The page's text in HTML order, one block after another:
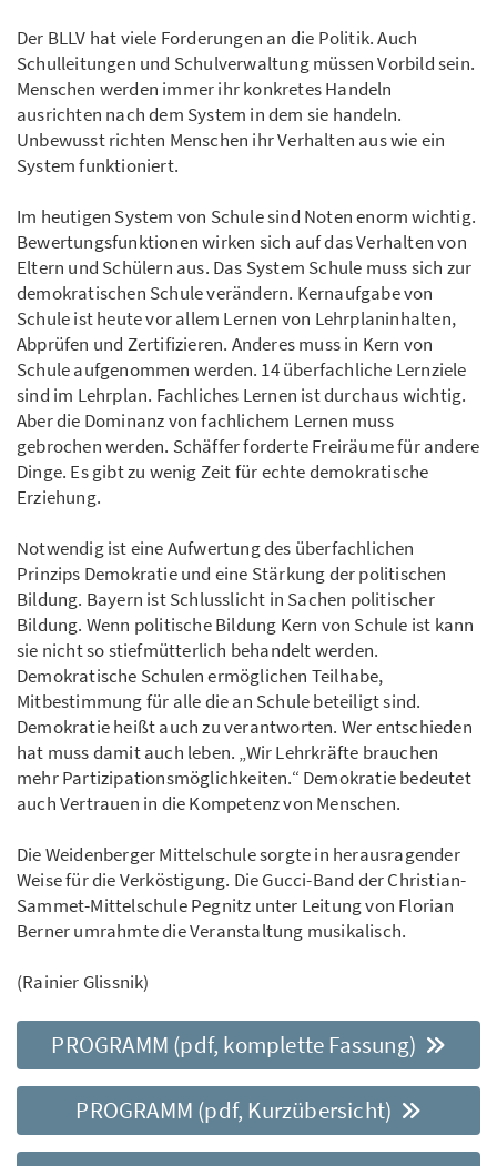
Der BLLV hat viele Forderungen an die Politik. Auch
Schulleitungen und Schulverwaltung müssen Vorbild sein.
Menschen werden immer ihr konkretes Handeln
ausrichten nach dem System in dem sie handeln.
Unbewusst richten Menschen ihr Verhalten aus wie ein
System funktioniert.
Im heutigen System von Schule sind Noten enorm wichtig.
Bewertungsfunktionen wirken sich auf das Verhalten von
Eltern und Schülern aus. Das System Schule muss sich zur
demokratischen Schule verändern. Kernaufgabe von
Schule ist heute vor allem Lernen von Lehrplaninhalten,
Abprüfen und Zertifizieren. Anderes muss in Kern von
Schule aufgenommen werden. 14 überfachliche Lernziele
sind im Lehrplan. Fachliches Lernen ist durchaus wichtig.
Aber die Dominanz von fachlichem Lernen muss
gebrochen werden. Schäffer forderte Freiräume für andere
Dinge. Es gibt zu wenig Zeit für echte demokratische
Erziehung.
Notwendig ist eine Aufwertung des überfachlichen
Prinzips Demokratie und eine Stärkung der politischen
Bildung. Bayern ist Schlusslicht in Sachen politischer
Bildung. Wenn politische Bildung Kern von Schule ist kann
sie nicht so stiefmütterlich behandelt werden.
Demokratische Schulen ermöglichen Teilhabe,
Mitbestimmung für alle die an Schule beteiligt sind.
Demokratie heißt auch zu verantworten. Wer entschieden
hat muss damit auch leben. „Wir Lehrkräfte brauchen
mehr Partizipationsmöglichkeiten.“ Demokratie bedeutet
auch Vertrauen in die Kompetenz von Menschen.
Die Weidenberger Mittelschule sorgte in herausragender
Weise für die Verköstigung. Die Gucci-Band der Christian-
Sammet-Mittelschule Pegnitz unter Leitung von Florian
Berner umrahmte die Veranstaltung musikalisch.
(Rainier Glissnik)
PROGRAMM (pdf, komplette Fassung)
PROGRAMM (pdf, Kurzübersicht)